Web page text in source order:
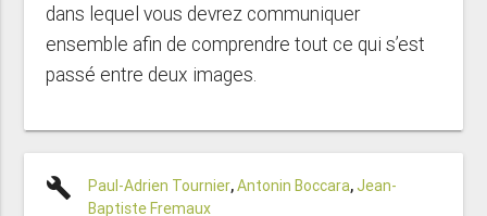
dans lequel vous devrez communiquer
ensemble afin de comprendre tout ce qui s’est
passé entre deux images.
build Paul-Adrien Tournier,Antonin Boccara, Jean-
Baptiste Fremaux